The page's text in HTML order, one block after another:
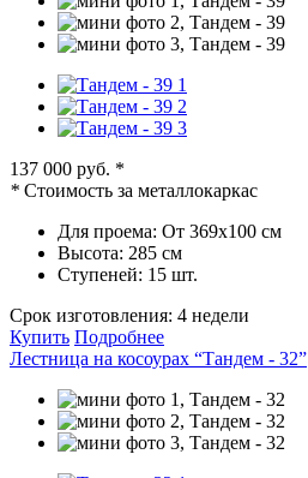
137 000 руб. *
* Стоимость за металлокаркас
Для проема: От 369х100 см
Высота: 285 см
Ступеней: 15 шт.
Срок изготовления: 4 недели
Купить Подробнее
Лестница на косоурах “Тандем - 32”